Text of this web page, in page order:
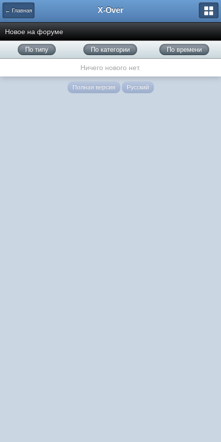
← Главная X-Over
Новое на форуме
По типу По категории По времени
Ничего нового нет.
Полная версия Русский